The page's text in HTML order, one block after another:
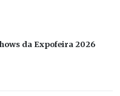
da Expofeira 2026